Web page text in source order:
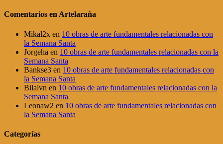
Comentarios en Artelaraña
Mikal2x en 10 obras de arte fundamentales relacionadas con
la Semana Santa
Jorgeha en 10 obras de arte fundamentales relacionadas con la
Semana Santa
Bankse3 en 10 obras de arte fundamentales relacionadas con
la Semana Santa
Bilalvn en 10 obras de arte fundamentales relacionadas con la
Semana Santa
Leonaw2 en 10 obras de arte fundamentales relacionadas con
la Semana Santa
Categorías